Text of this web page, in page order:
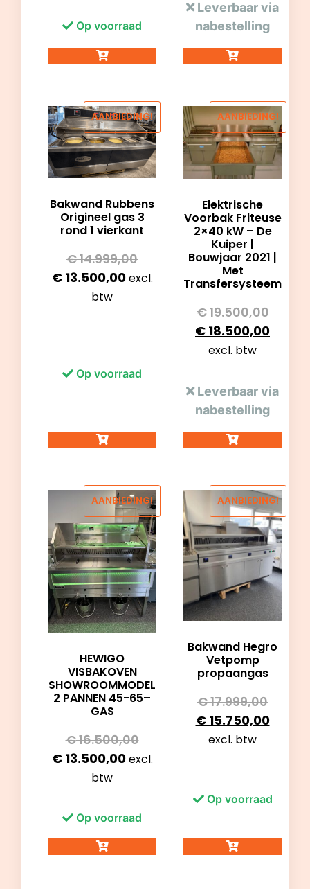
Op voorraad
Leverbaar via
nabestelling
AANBIEDING!
Bakwand Rubbens
Origineel gas 3
rond 1 vierkant
€14.999,00
€13.500,00excl.
btw
Op voorraad
AANBIEDING!
Elektrische
Voorbak Friteuse
2×40 kW – De
Kuiper |
Bouwjaar 2021 |
Met
Transfersysteem
€19.500,00
€ 18.500,00
excl. btw
Leverbaar via
nabestelling
AANBIEDING!
HEWIGO
VISBAKOVEN
SHOWROOMMODEL
2 PANNEN 45-65–
GAS
€16.500,00
€13.500,00excl.
btw
Op voorraad
AANBIEDING!
Bakwand Hegro
Vetpomp
propaangas
€17.999,00
€15.750,00
excl. btw
Op voorraad